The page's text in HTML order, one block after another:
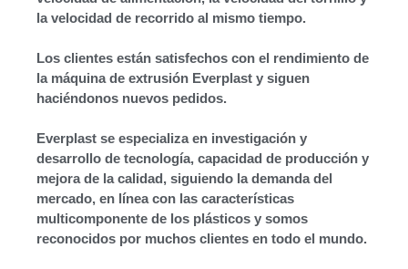
la velocidad de recorrido al mismo tiempo.
Los clientes están satisfechos con el rendimiento de
la máquina de extrusión Everplast y siguen
haciéndonos nuevos pedidos.
Everplast se especializa en investigación y
desarrollo de tecnología, capacidad de producción y
mejora de la calidad, siguiendo la demanda del
mercado, en línea con las características
multicomponente de los plásticos y somos
reconocidos por muchos clientes en todo el mundo.